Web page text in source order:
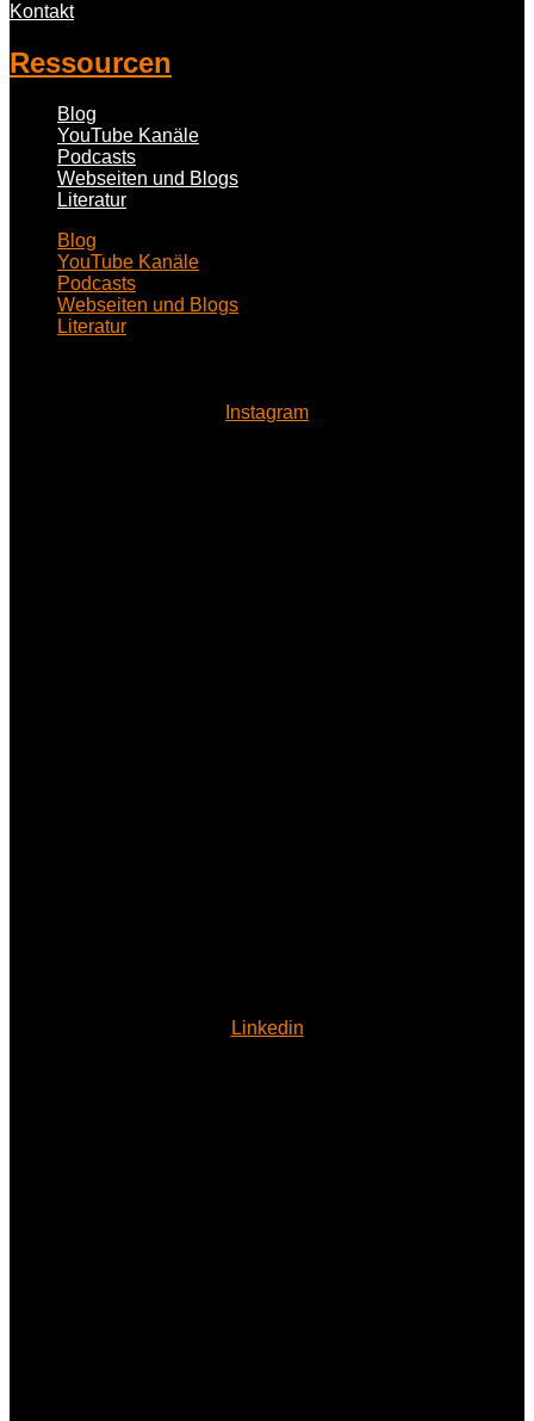
Kontakt
Ressourcen
Blog
YouTube Kanäle
Podcasts
Webseiten und Blogs
Literatur
Blog
YouTube Kanäle
Podcasts
Webseiten und Blogs
Literatur
Instagram
Linkedin